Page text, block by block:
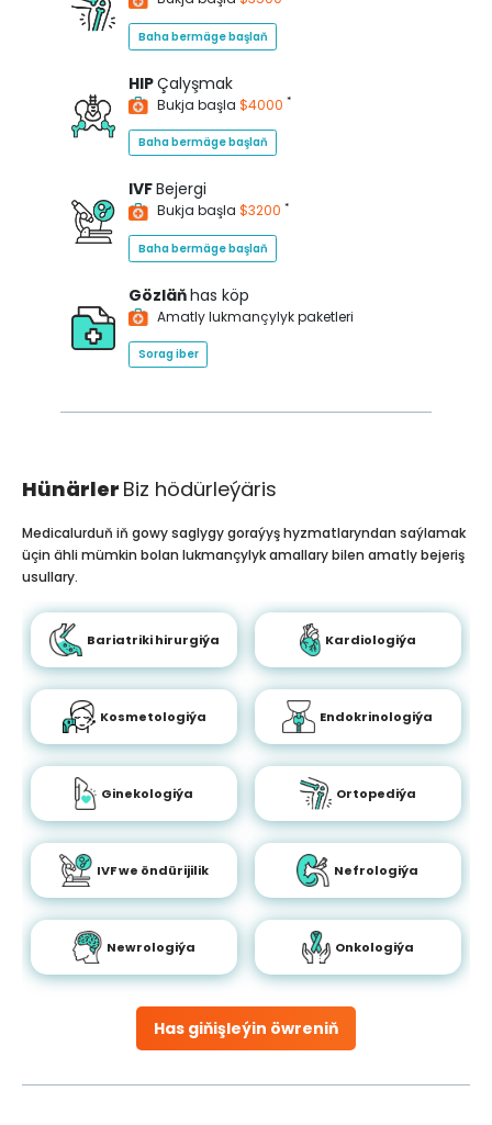
Baha bermäge başlaň
HIPÇalyşmak
Bukja başla $4000 *
Baha bermäge başlaň
IVFBejergi
Bukja başla $3200 *
Baha bermäge başlaň
Gözläňhas köp
Amatly lukmançylyk paketleri
Sorag iber
Hünärler Biz hödürleýäris
Has giňişleýin öwreniň
Medicalurduň iň gowy saglygy goraýyş hyzmatlaryndan saýlamak
üçin ähli mümkin bolan lukmançylyk amallary bilen amatly bejeriş
usullary.
Bariatriki hirurgiýa Kardiologiýa
Kosmetologiýa Endokrinologiýa
Ginekologiýa Ortopediýa
IVF we öndürijilik Nefrologiýa
Newrologiýa Onkologiýa